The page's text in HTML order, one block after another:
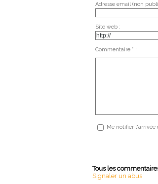
Adresse email (non
Site web :
Commentaire * :
Me notifier
Tous les
Signaler un abus